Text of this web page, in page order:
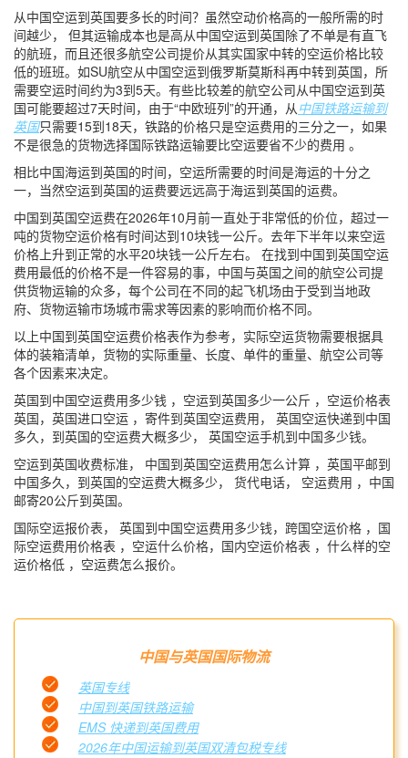
从中国空运到英国要多长的时间？虽然空动价格高的一般所需的时
间越少， 但其运输成本也是高从中国空运到英国除了不单是有直飞
的航班，而且还很多航空公司提价从其实国家中转的空运价格比较
低的班班。如SU航空从中国空运到俄罗斯莫斯科再中转到英国，所
需要空运时间约为3到5天。有些比较差的航空公司从中国空运到英
国可能要超过7天时间，由于“中欧班列”的开通，从中国铁路运输到
英国只需要15到18天，铁路的价格只是空运费用的三分之一，如果
不是很急的货物选择国际铁路运输要比空运要省不少的费用 。
相比中国海运到英国的时间，空运所需要的时间是海运的十分之
一，当然空运到英国的运费要远远高于海运到英国的运费。
中国到英国空运费在2026年10月前一直处于非常低的价位，超过一
吨的货物空运价格有时间达到10块钱一公斤。去年下半年以来空运
价格上升到正常的水平20块钱一公斤左右。 在找到中国到英国空运
费用最低的价格不是一件容易的事，中国与英国之间的航空公司提
供货物运输的众多，每个公司在不同的起飞机场由于受到当地政
府、货物运输市场城市需求等因素的影响而价格不同。
以上中国到英国空运费价格表作为参考，实际空运货物需要根据具
体的装箱清单，货物的实际重量、长度、单件的重量、航空公司等
各个因素来决定。
英国到中国空运费用多少钱 ，空运到英国多少一公斤 ，空运价格表
英国，英国进口空运 ，寄件到英国空运费用， 英国空运快递到中国
多久，到英国的空运费大概多少， 英国空运手机到中国多少钱。
空运到英国收费标准， 中国到英国空运费用怎么计算 ，英国平邮到
中国多久，到英国的空运费大概多少， 货代电话， 空运费用 ，中国
邮寄20公斤到英国。
国际空运报价表， 英国到中国空运费用多少钱，跨国空运价格 ，国
际空运费用价格表 ，空运什么价格，国内空运价格表 ，什么样的空
运价格低 ，空运费怎么报价。
中国与英国国际物流
英国专线
中国到英国铁路运输
EMS 快递到英国费用
2026年中国运输到英国双清包税专线